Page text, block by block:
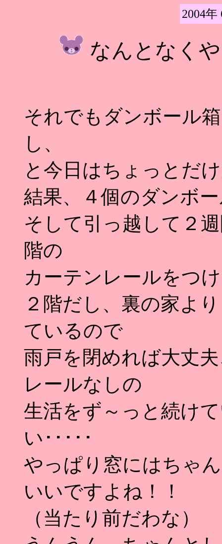
2004年
なんとなく
それでもダンボール
し、
と今日はちょっとだ
結果、４個のダンボ
そして引っ越して２
階の
カーテンレールをつ
２階だし、裏の家よ
ているので
雨戸を閉めれば大丈
レールなしの
生活をず～っと続け
い･････
やっぱり窓にはちゃ
いいですよね！！
（当たり前だわな）